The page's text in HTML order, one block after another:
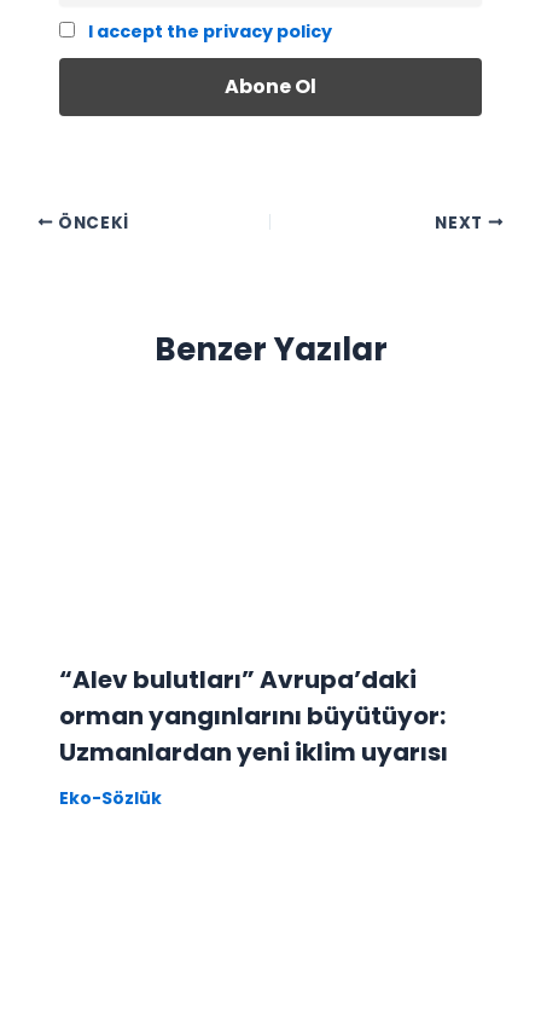
I accept the privacy policy
ÖNCEKI NEXT
Benzer Yazılar
“Alev bulutları” Avrupa’daki
orman yangınlarını büyütüyor:
Uzmanlardan yeni iklim uyarısı
Eko-Sözlük